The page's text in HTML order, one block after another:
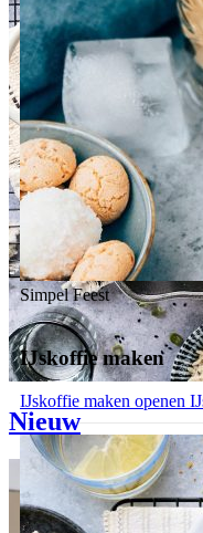
SimpelFeest
IJskoffie maken
IJskoffie maken openen
Nieuw